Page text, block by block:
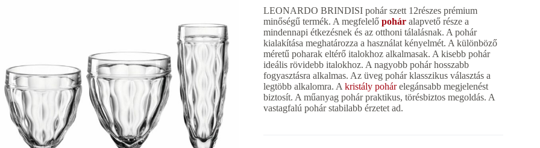
LEONARDO BRINDISI pohár szett 12részes prémium
minőségű termék. A megfelelőpohár alapvető része a
mindennapi étkezésnek és az otthoni tálalásnak. A pohár
kialakítása meghatározza a használat kényelmét. A különböző
méretű poharak eltérő italokhoz alkalmasak. A kisebb pohár
ideális rövidebb italokhoz. A nagyobb pohár hosszabb
fogyasztásra alkalmas. Az üveg pohár klasszikus választás a
legtöbb alkalomra. A kristály pohárelegánsabb megjelenést
biztosít. A műanyag pohár praktikus, törésbiztos megoldás. A
vastagfalú pohár stabilabb érzetet ad.